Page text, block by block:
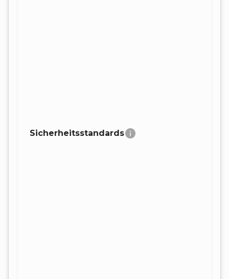
Sicherheitsstandards